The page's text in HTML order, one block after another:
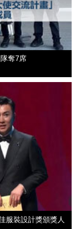
奪7席
服裝設計獎頒獎人